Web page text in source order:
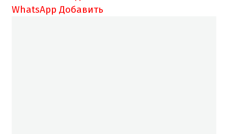
WhatsApp Добавить